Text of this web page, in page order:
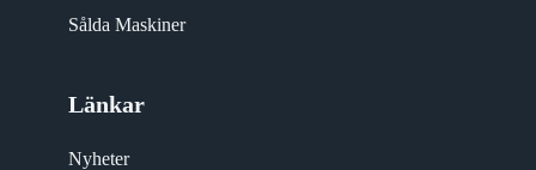
Sålda Maskiner
Länkar
Nyheter